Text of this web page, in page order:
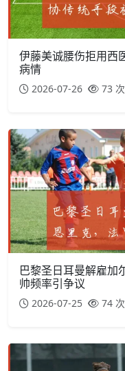
伊藤美诚腰伤拒用西
病情
2026-07-26 73
巴黎圣日耳曼解雇加
帅频率引争议
2026-07-25 74